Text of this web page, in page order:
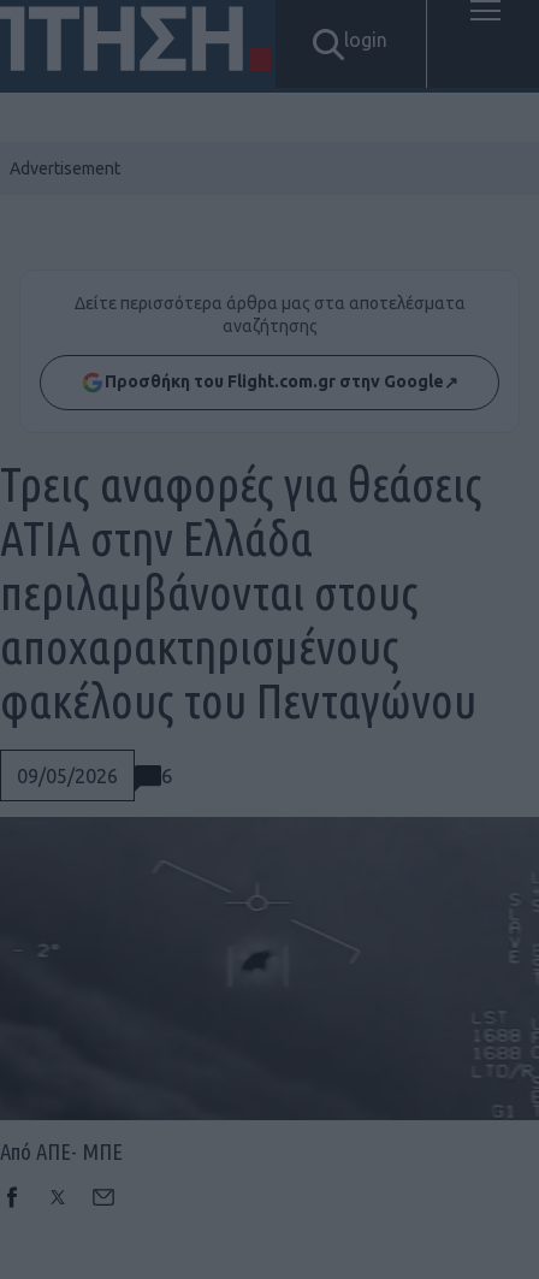
login
Social
Δείτε περισσότερα άρθρα μας στα αποτελέσματα
αναζήτησης
Προσθήκη του Flight.com.gr στην Google↗
09/05/2026 6
Τρεις αναφορές για θεάσεις
ΑΤΙΑ στην Ελλάδα
περιλαμβάνονται στους
αποχαρακτηρισμένους
φακέλους του Πενταγώνου
Από ΑΠΕ- ΜΠΕ